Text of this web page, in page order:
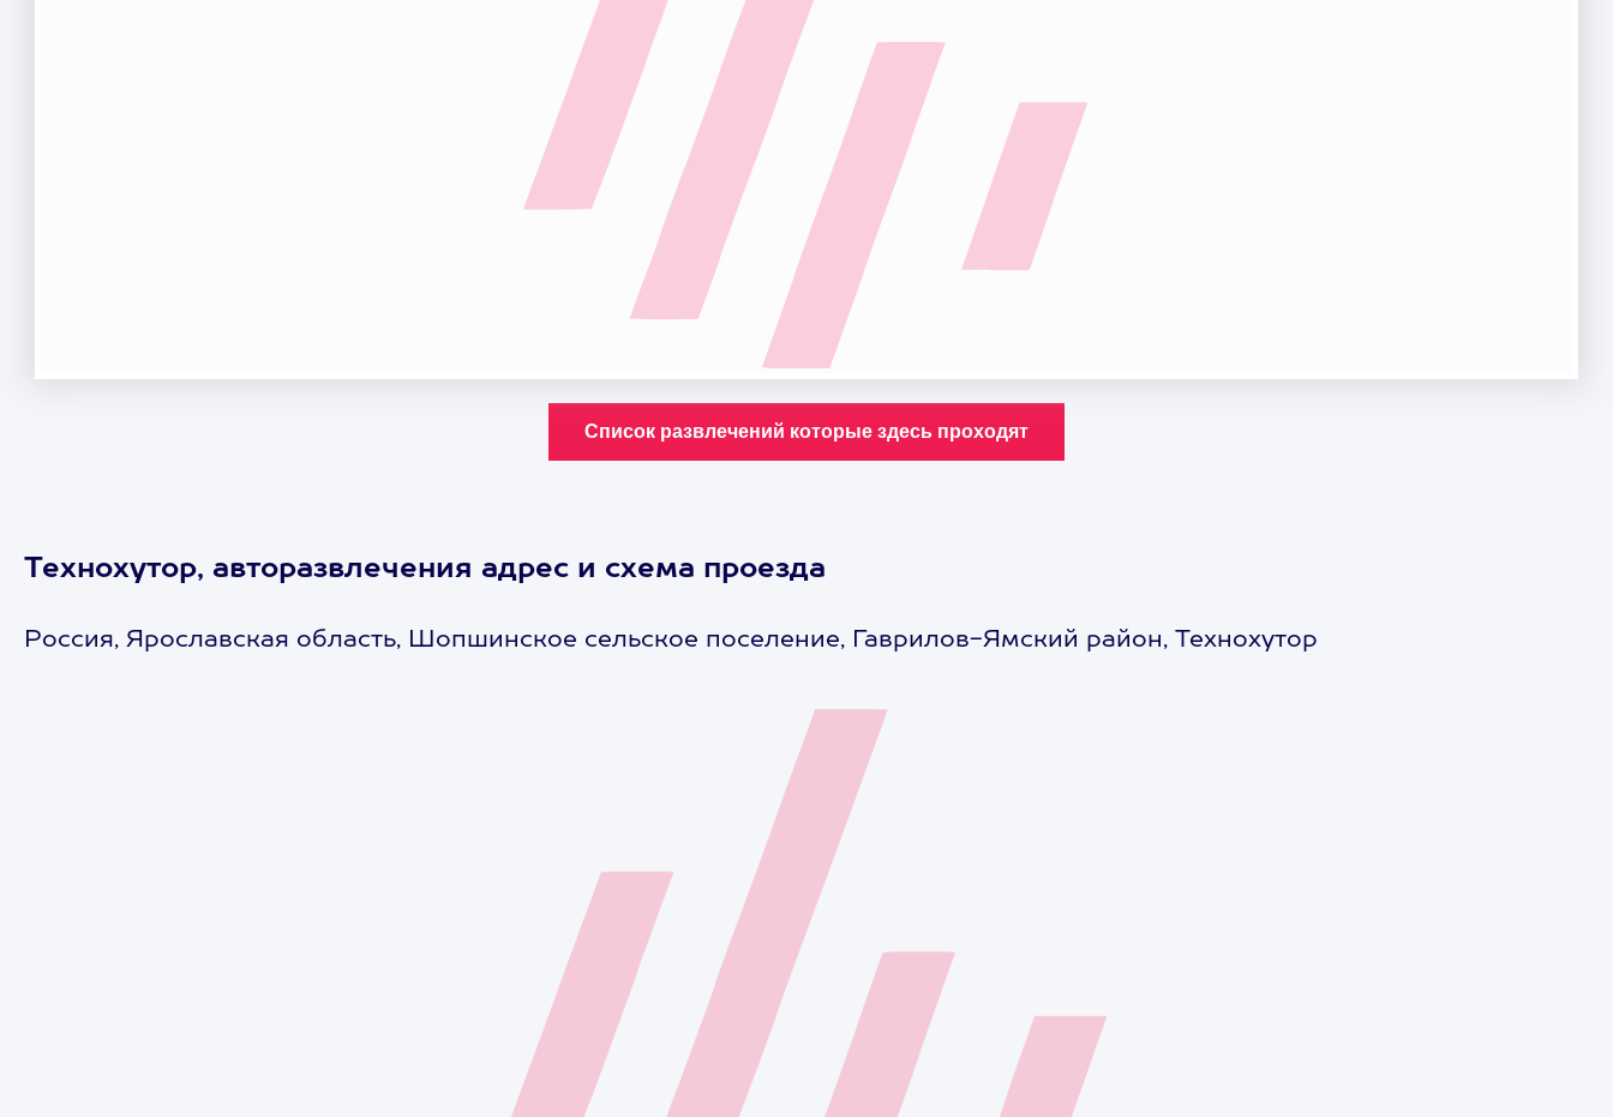
Технохутор, авторазвлечения адрес и схема проезда
Россия, Ярославская область, Шопшинское сельское поселение, Гаврилов-Ямский район, Технохутор